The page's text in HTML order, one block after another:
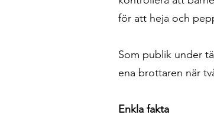
för att heja och
Som publik under
ena brottaren när
Enkla fakta